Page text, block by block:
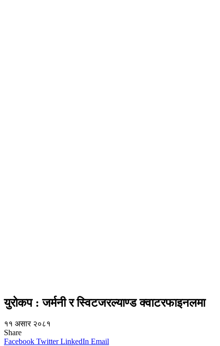
युरोकप : जर्मनी र स्विटजरल्याण्ड क्वाटरफाइनलमा
११ असार २०८१
Share
Facebook Twitter LinkedIn Email